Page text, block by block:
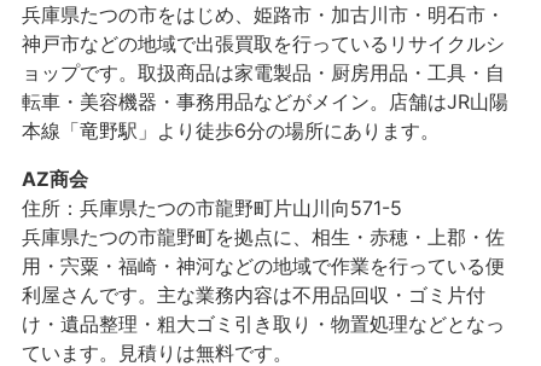
兵庫県たつの市をはじめ、姫路市・加古川市・明石市・
神戸市などの地域で出張買取を行っているリサイクルシ
ョップです。取扱商品は家電製品・厨房用品・工具・自
転車・美容機器・事務用品などがメイン。店舗はJR山陽
本線「竜野駅」より徒歩6分の場所にあります。
AZ商会
住所：兵庫県たつの市龍野町片山川向571-5
兵庫県たつの市龍野町を拠点に、相生・赤穂・上郡・佐
用・宍粟・福崎・神河などの地域で作業を行っている便
利屋さんです。主な業務内容は不用品回収・ゴミ片付
け・遺品整理・粗大ゴミ引き取り・物置処理などとなっ
ています。見積りは無料です。